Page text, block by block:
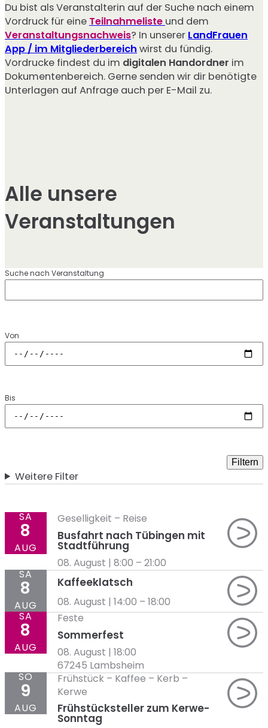
Du bist als Veranstalterin auf der Suche nach einem
Vordruck für eine Teilnahmeliste und dem
Veranstaltungsnachweis? In unserer LandFrauen
App / im Mitgliederbereich wirst du fündig.
Vordrucke findest du im digitalen Handordner im
Dokumentenbereich. Gerne senden wir dir benötigte
Unterlagen auf Anfrage auch per E-Mail zu.
Alle unsere
Veranstaltungen
Suche nach Veranstaltung
Von
Bis
Filtern
Weitere Filter
Busfahrt nach Tübingen mit
Stadtführung
Geselligkeit – Reise
08. August | 8:00 – 21:00
SA
8
AUG
Kaffeeklatsch
08. August | 14:00 – 18:00
SA
8
AUG
Sommerfest
Feste
08. August | 18:00
67245 Lambsheim
SA
8
AUG
Frühstücksteller zum Kerwe-
Sonntag
Frühstück–Kaffee–Kerb–
Kerwe
SO
9
AUG